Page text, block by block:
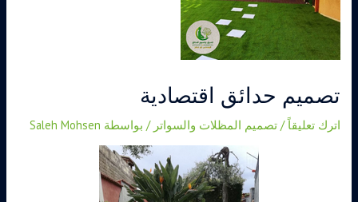
تصميم حدائق اقتصادية
اترك تعليقاً /تصميم المظلات والسواتر / بواسطة Saleh Mohsen